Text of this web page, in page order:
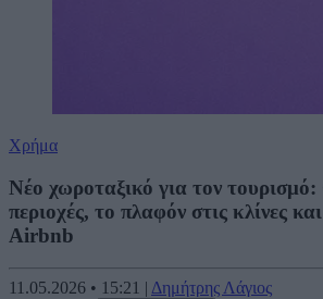
Χρήμα
Νέο χωροταξικό για τον τουρισμό:
περιοχές, το πλαφόν στις κλίνες
Airbnb
11.05.2026 • 15:21 | Δημήτρης Λάγιος